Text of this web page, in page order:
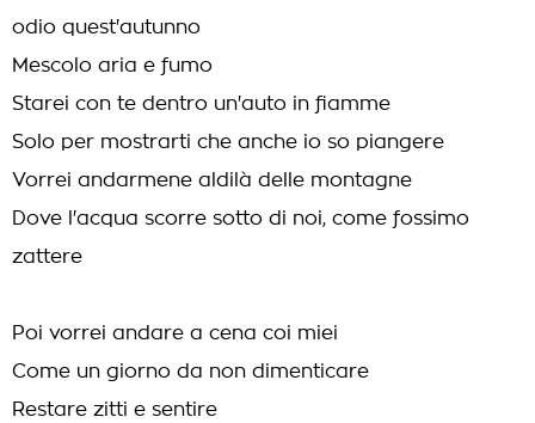
odio quest'autunno
Mescolo aria e fumo
Starei con te dentro un'auto in fiamme
Solo per mostrarti che anche io so piangere
Vorrei andarmene aldilà delle montagne
Dove l'acqua scorre sotto di noi, come fossimo
zattere
Poi vorrei andare a cena coi miei
Come un giorno da non dimenticare
Restare zitti e sentire